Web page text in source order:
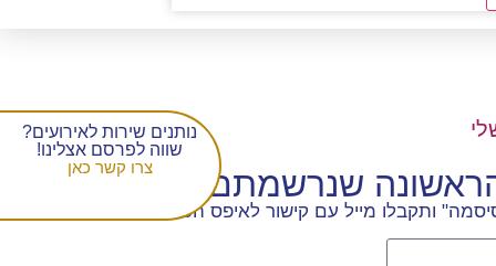
שנרשמתם
ותקבלו מייל עם קישור לאיפס הסיסמה.
נותנים שירות לאירועים?
שווה לפרסם אצלינו!
צרו קשר כאן